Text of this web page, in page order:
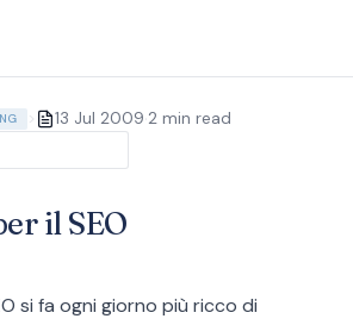
> 13 Jul 2009·2 min read
il SEO
si fa ogni giorno più ricco di